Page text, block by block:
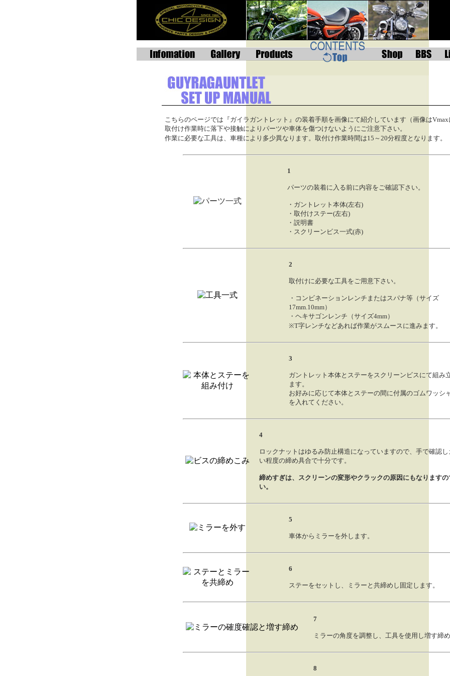
こちらのページでは『ガイラガントレット』の装着手順を画像にて紹介しています（画像はVmax
取付け作業時に落下や接触によりパーツや車体を傷つけないようにご注意下さい。
作業に必要な工具は、車種により多少異なります。取付け作業時間は15～20分程度となります。
1
パーツの装着に入る前に内容をご確認下さい。
・ガントレット本体(左右)
・取付けステー(左右)
・説明書
・スクリーンビス一式(赤)
2
取付けに必要な工具をご用意下さい。
・コンビネーションレンチまたはスパナ等（サイズ
17mm.10mm）
・ヘキサゴンレンチ（サイズ4mm）
※T字レンチなどあれば作業がスムースに進みます。
3
ガントレット本体とステーをスクリーンビスにて組み
ます。
お好みに応じて本体とステーの間に付属のゴムワッシ
を入れてください。
4
ロックナットはゆるみ防止構造になっていますので、手で確認
い程度の締め具合で十分です。
締めすぎは、スクリーンの変形やクラックの原因にもなりますの
い。
5
車体からミラーを外します。
6
ステーをセットし、ミラーと共締めし固定します。
7
ミラーの角度を調整し、工具を使用し増す締め
8